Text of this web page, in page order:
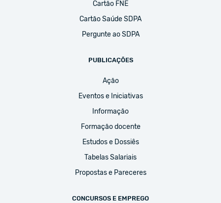
Cartão FNE
Cartão Saúde SDPA
Pergunte ao SDPA
PUBLICAÇÕES
Ação
Eventos e Iniciativas
Informação
Formação docente
Estudos e Dossiês
Tabelas Salariais
Propostas e Pareceres
CONCURSOS E EMPREGO